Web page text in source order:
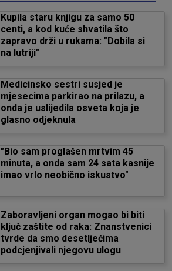
Kupila staru knjigu za samo 50
centi, a kod kuće shvatila što
zapravo drži u rukama: "Dobila si
na lutriji"
Medicinsko sestri susjed je
mjesecima parkirao na prilazu, a
onda je uslijedila osveta koja je
glasno odjeknula
"Bio sam proglašen mrtvim 45
minuta, a onda sam 24 sata kasnije
imao vrlo neobično iskustvo"
Zaboravljeni organ mogao bi biti
ključ zaštite od raka: Znanstvenici
tvrde da smo desetljećima
podcjenjivali njegovu ulogu